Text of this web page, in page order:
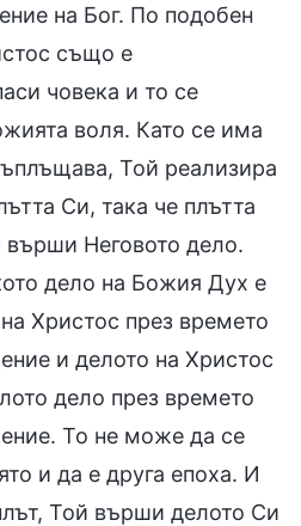
на Бог. По подобен
също е
човека и то се
воля. Като се има
Той реализира
Си, така че плътта
Неговото дело.
дело на Божия Дух е
Христос през времето
и делото на Христос
дело през времето
То не може да се
и да е друга епоха. И
Той върши делото Си